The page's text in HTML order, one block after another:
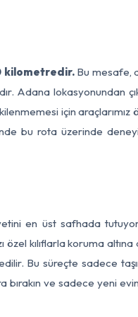
kilometredir.Bu mesafe,
Adana lokasyonundan
için araçlarımız
bu rota üzerinde
en üst safhada
kılıflarla koruma altına
Bu süreçte sadece
bırakın ve sadece yeni